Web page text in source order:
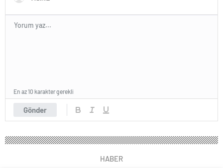
Gönder
En az 10 karakter gerekli
HABER